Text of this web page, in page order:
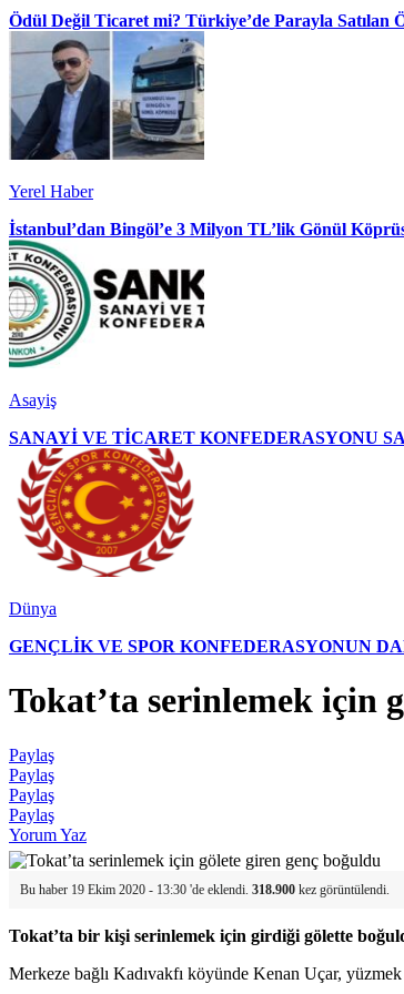
Ödül Değil Ticaret mi? Türkiye’de Parayla Satılan
Yerel Haber
İstanbul’dan Bingöl’e 3 Milyon TL’lik Gönül
Asayiş
SANAYİ VE TİCARET KONFEDERASYONU
Dünya
GENÇLİK VE SPOR KONFEDERASYONUN
Tokat’ta serinlemek için
Paylaş
Paylaş
Paylaş
Paylaş
Yorum Yaz
Bu haber 19 Ekim 2020 - 13:30 'de eklendi. 318.900 kez görüntülendi.
Tokat’ta bir kişi serinlemek için girdiği gölette
Merkeze bağlı Kadıvakfı köyünde Kenan Uçar,